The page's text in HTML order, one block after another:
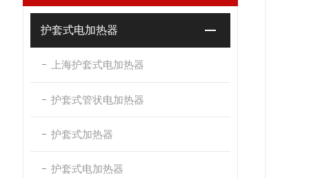
护套式电加热器
上海护套式电加热器
护套式管状电加热器
护套式加热器
护套式电加热器